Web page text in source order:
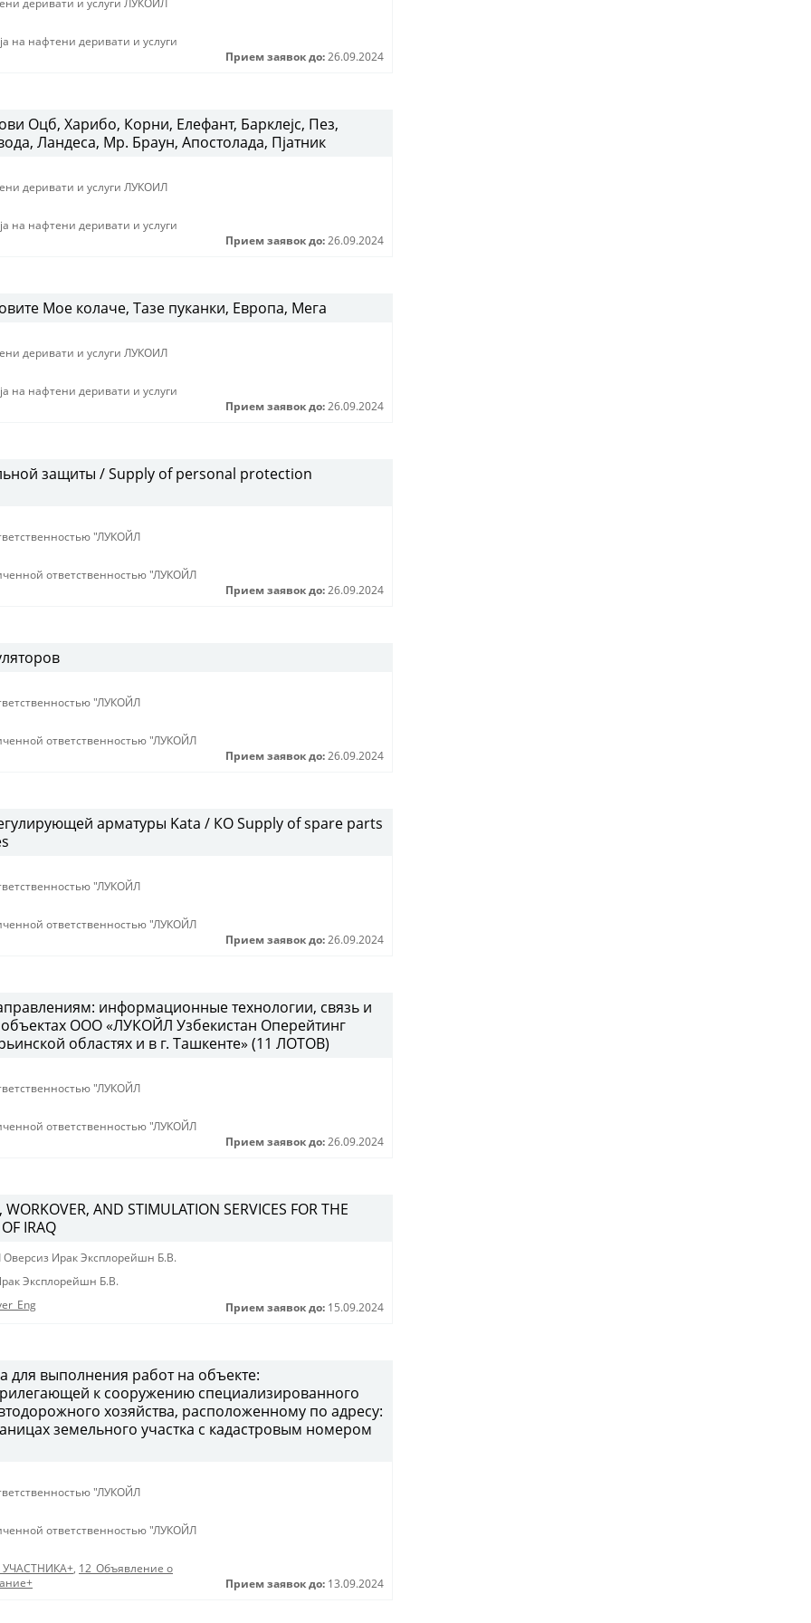
деривати и услуги ЛУКОИЛ
на нафтени деривати и услуги
Прием заявок до: 26.09.2024
Оцб, Харибо, Корни, Елефант, Барклејс, Пез,
Ландеса, Мр. Браун, Апостолада, Пјатник
деривати и услуги ЛУКОИЛ
на нафтени деривати и услуги
Прием заявок до: 26.09.2024
Мое колаче, Тазе пуканки, Европа, Мега
деривати и услуги ЛУКОИЛ
на нафтени деривати и услуги
Прием заявок до: 26.09.2024
защиты / Supply of personal protection
"ЛУКОЙЛ
ответственностью "ЛУКОЙЛ
Прием заявок до: 26.09.2024
"ЛУКОЙЛ
ответственностью "ЛУКОЙЛ
Прием заявок до: 26.09.2024
арматуры Kata / КО Supply of spare parts
"ЛУКОЙЛ
ответственностью "ЛУКОЙЛ
Прием заявок до: 26.09.2024
информационные технологии, связь и
ООО «ЛУКОЙЛ Узбекистан Оперейтинг
областях и в г. Ташкенте» (11 ЛОТОВ)
"ЛУКОЙЛ
ответственностью "ЛУКОЙЛ
Прием заявок до: 26.09.2024
AND STIMULATION SERVICES FOR THE
IRAQ
Ирак Эксплорейшн Б.В.
Эксплорейшн Б.В.
Прием заявок до: 15.09.2024
для выполнения работ на объекте:
к сооружению специализированного
хозяйства, расположенному по адресу:
земельного участка с кадастровым номером
"ЛУКОЙЛ
ответственностью "ЛУКОЙЛ
УЧАСТНИКА+, 12_Объявление о
Прием заявок до: 13.09.2024